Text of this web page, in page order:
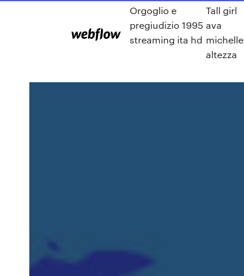
Orgoglio e
pregiudizio 1995
streaming ita hd
Tall girl
ava
michelle
altezza